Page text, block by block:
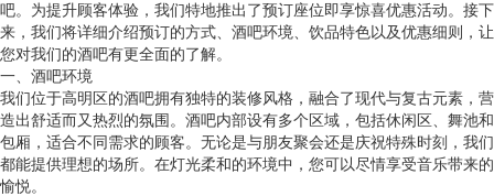
吧。为提升顾客体验，我们特地推出了预订座位即享惊喜优惠活动。接下
来，我们将详细介绍预订的方式、酒吧环境、饮品特色以及优惠细则，让
您对我们的酒吧有更全面的了解。
一、酒吧环境
我们位于高明区的酒吧拥有独特的装修风格，融合了现代与复古元素，营
造出舒适而又热烈的氛围。酒吧内部设有多个区域，包括休闲区、舞池和
包厢，适合不同需求的顾客。无论是与朋友聚会还是庆祝特殊时刻，我们
都能提供理想的场所。在灯光柔和的环境中，您可以尽情享受音乐带来的
愉悦。